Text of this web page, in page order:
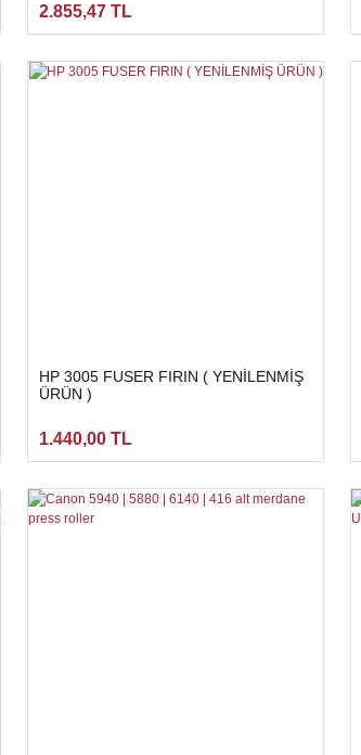
2.855,47 TL
HP 3005 FUSER FIRIN ( YENİLENMİŞ
ÜRÜN )
1.440,00 TL